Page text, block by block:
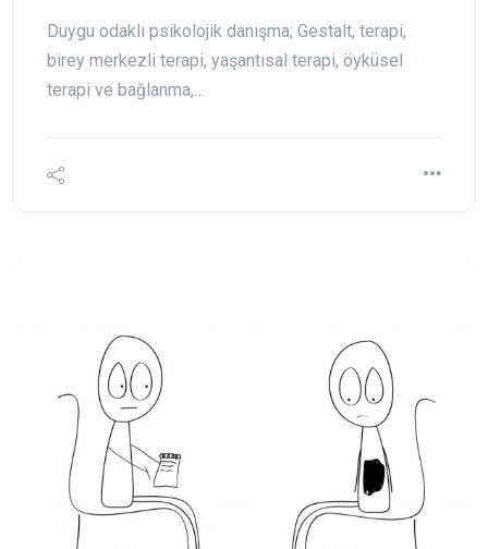
Duygu odaklı psikolojik danışma; Gestalt, terapi,
birey merkezli terapi, yaşantısal terapi, öyküsel
terapi ve bağlanma,…